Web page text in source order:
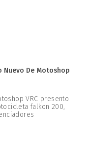
Nuevo De Motoshop
VRC presento
falkon 200,